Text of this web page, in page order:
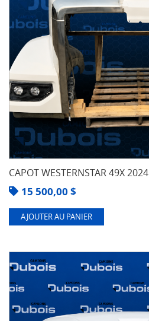
CAPOT WESTERNSTAR 49X 2024
15 500,00 $
AJOUTER AU PANIER